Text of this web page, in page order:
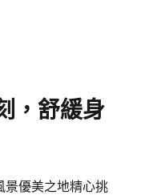
，舒緩身
景優美之地精心挑